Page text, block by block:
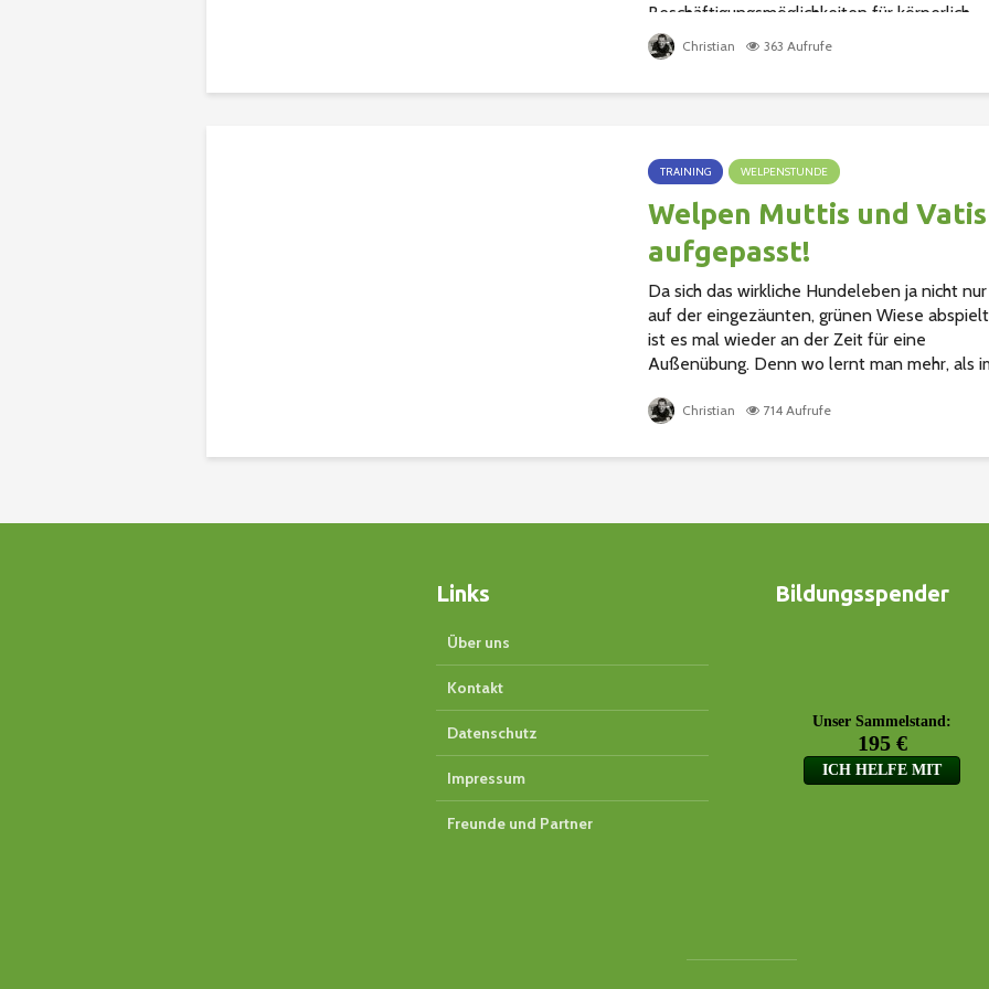
Beschäftigungsmöglichkeiten für körperlich
nicht mehr so fitte, ältere Hunde oder Hunde
mit Handicap. Hunde, die aufgrund ihres Alters
Christian 363 Aufrufe
TRAINING WELPENSTUNDE
Welpen Muttis und Vatis
aufgepasst!
Da sich das wirkliche Hundeleben ja nicht nur
auf der eingezäunten, grünen Wiese
ist es mal wieder an der Zeit für eine
Außenübung. Denn wo lernt man mehr, als
15.00...Christian 714 Aufrufe
Links
Über uns
Kontakt
Datenschutz
Impressum
Freunde und Partner
Bildungsspender